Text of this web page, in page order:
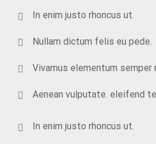
In enim justo rhoncus ut.
Nullam dictum felis eu pede.
Vivamus elementum semper
Aenean vulputate. eleifend
In enim justo rhoncus ut.